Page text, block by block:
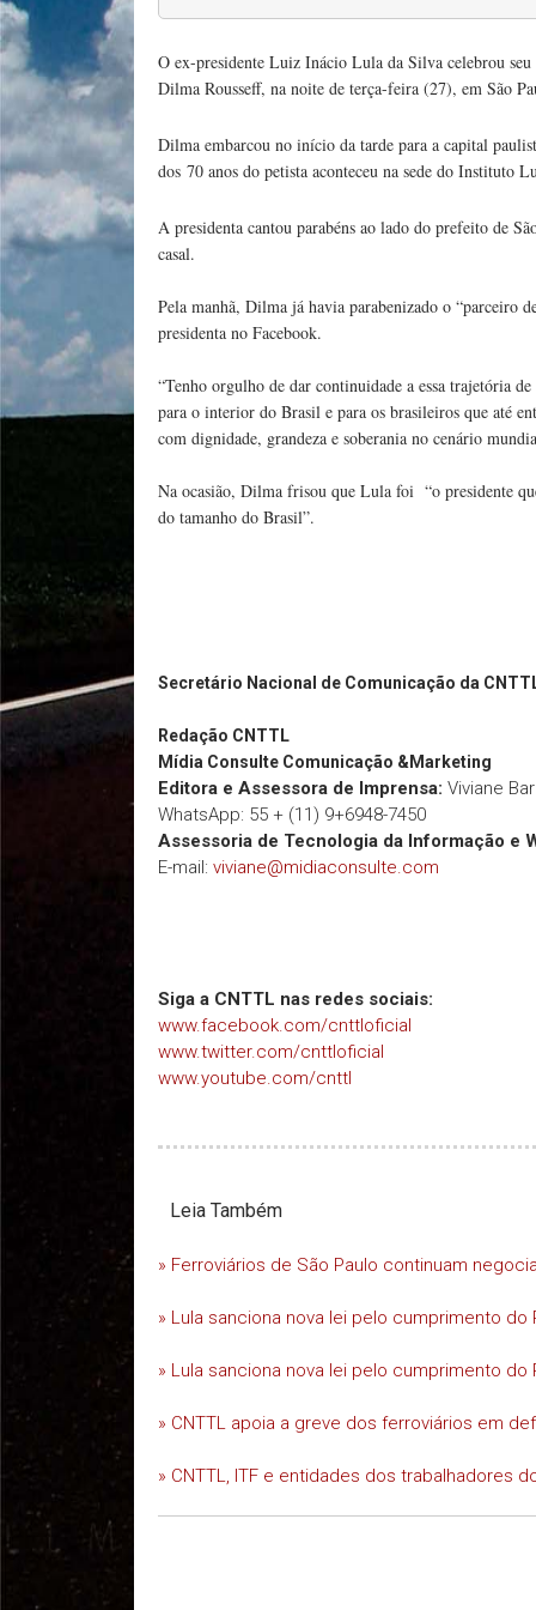
O ex-presidente Luiz Inácio Lula da Silva celebrou
Dilma Rousseff, na noite de terça-feira (27), em São
Dilma embarcou no início da tarde para a capital
dos 70 anos do petista aconteceu na sede do Instituto
A presidenta cantou parabéns ao lado do prefeito de
casal.
Pela manhã, Dilma já havia parabenizado o “parceiro
presidenta no Facebook.
“Tenho orgulho de dar continuidade a essa trajetória
para o interior do Brasil e para os brasileiros que até
com dignidade, grandeza e soberania no cenário
Na ocasião, Dilma frisou que Lula foi “o presidente
do tamanho do Brasil”.
Secretário Nacional de Comunicação da
Redação CNTTL
Mídia Consulte Comunicação &Marketing
Editora e Assessora de Imprensa: Viviane
WhatsApp: 55 + (11) 9+6948-7450
Assessoria de Tecnologia da Informação e
E-mail: viviane@midiaconsulte.com
Siga a CNTTL nas redes sociais:
www.facebook.com/cnttloficial
www.twitter.com/cnttloficial
www.youtube.com/cnttl
Leia Também
» Ferroviários de São Paulo continuam
» Lula sanciona nova lei pelo cumprimento do
» Lula sanciona nova lei pelo cumprimento do
» CNTTL apoia a greve dos ferroviários em
» CNTTL, ITF e entidades dos trabalhadores